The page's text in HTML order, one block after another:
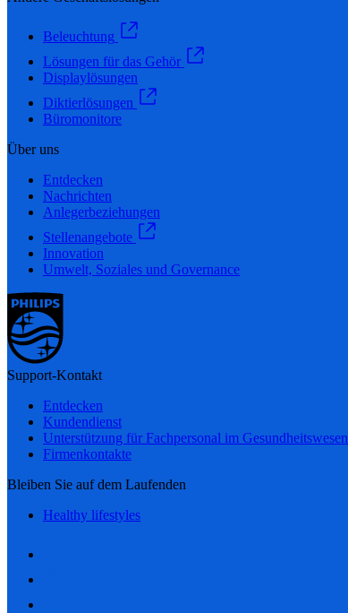
Beleuchtung
Lösungen für das Gehör
Displaylösungen
Diktierlösungen
Büromonitore
Über uns
Entdecken
Nachrichten
Anlegerbeziehungen
Stellenangebote
Innovation
Umwelt, Soziales und Governance
Support-Kontakt
Entdecken
Kundendienst
Unterstützung für Fachpersonal im Gesundheitswesen
Firmenkontakte
Bleiben Sie auf dem Laufenden
Healthy lifestyles